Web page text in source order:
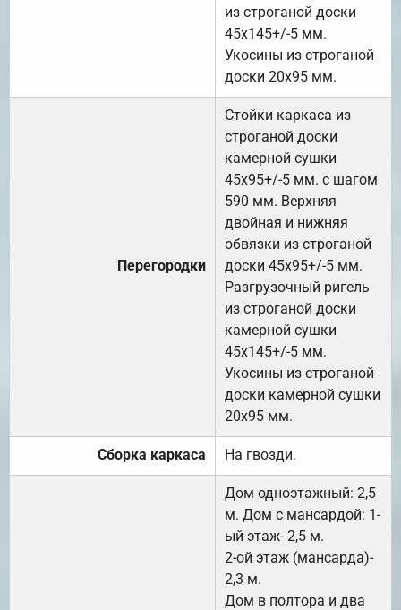
из строганой доски
45х145+/-5 мм.
Укосины из строганой
доски 20х95 мм.
Перегородки
Стойки каркаса из
строганой доски
камерной сушки
45х95+/-5 мм. с шагом
590 мм. Верхняя
двойная и нижняя
обвязки из строганой
доски 45х95+/-5 мм.
Разгрузочный ригель
из строганой доски
камерной сушки
45х145+/-5 мм.
Укосины из строганой
доски камерной сушки
20х95 мм.
Сборка каркаса На гвозди.
Дом одноэтажный: 2,5
м. Дом с мансардой: 1-
ый этаж- 2,5 м.
2-ой этаж (мансарда)-
2,3 м.
Дом в полтора и два